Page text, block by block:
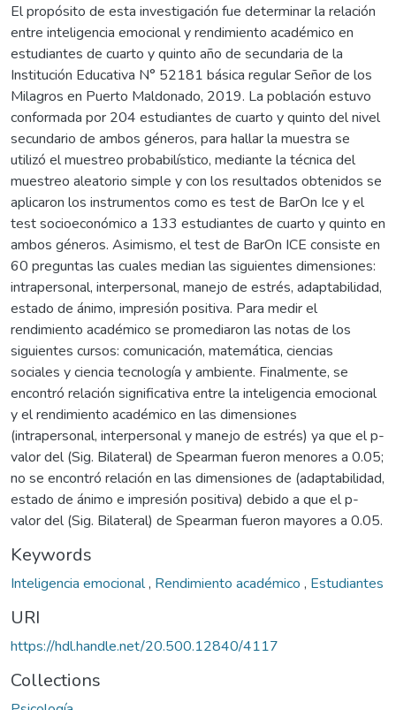
El propósito de esta investigación fue determinar la relación
entre inteligencia emocional y rendimiento académico en
estudiantes de cuarto y quinto año de secundaria de la
Institución Educativa N° 52181 básica regular Señor de los
Milagros en Puerto Maldonado, 2019. La población estuvo
conformada por 204 estudiantes de cuarto y quinto del nivel
secundario de ambos géneros, para hallar la muestra se
utilizó el muestreo probabilístico, mediante la técnica del
muestreo aleatorio simple y con los resultados obtenidos se
aplicaron los instrumentos como es test de BarOn Ice y el
test socioeconómico a 133 estudiantes de cuarto y quinto en
ambos géneros. Asimismo, el test de BarOn ICE consiste en
60 preguntas las cuales median las siguientes dimensiones:
intrapersonal, interpersonal, manejo de estrés, adaptabilidad,
estado de ánimo, impresión positiva. Para medir el
rendimiento académico se promediaron las notas de los
siguientes cursos: comunicación, matemática, ciencias
sociales y ciencia tecnología y ambiente. Finalmente, se
encontró relación significativa entre la inteligencia emocional
y el rendimiento académico en las dimensiones
(intrapersonal, interpersonal y manejo de estrés) ya que el p-
valor del (Sig. Bilateral) de Spearman fueron menores a 0.05;
no se encontró relación en las dimensiones de (adaptabilidad,
estado de ánimo e impresión positiva) debido a que el p-
valor del (Sig. Bilateral) de Spearman fueron mayores a 0.05.
Keywords
Inteligencia emocional, Rendimiento académico , Estudiantes
URI
https://hdl.handle.net/20.500.12840/4117
Collections